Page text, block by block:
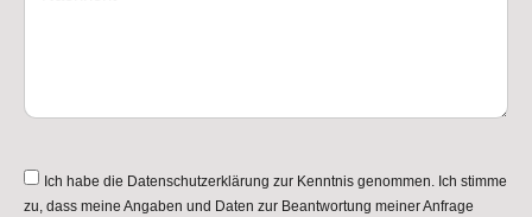
Ich habe die Datenschutzerklärung zur Kenntnis genommen. Ich stimme
zu, dass meine Angaben und Daten zur Beantwortung meiner Anfrage